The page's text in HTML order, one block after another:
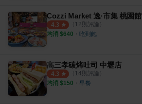
Cozzi Market 逸·市集 桃園館
4.3 （ 12則評論）
均消 $640 ・ 吃到飽
高三孝碳烤吐司 中壢店
4.3 （ 14則評論）
均消 $150 ・ 早餐